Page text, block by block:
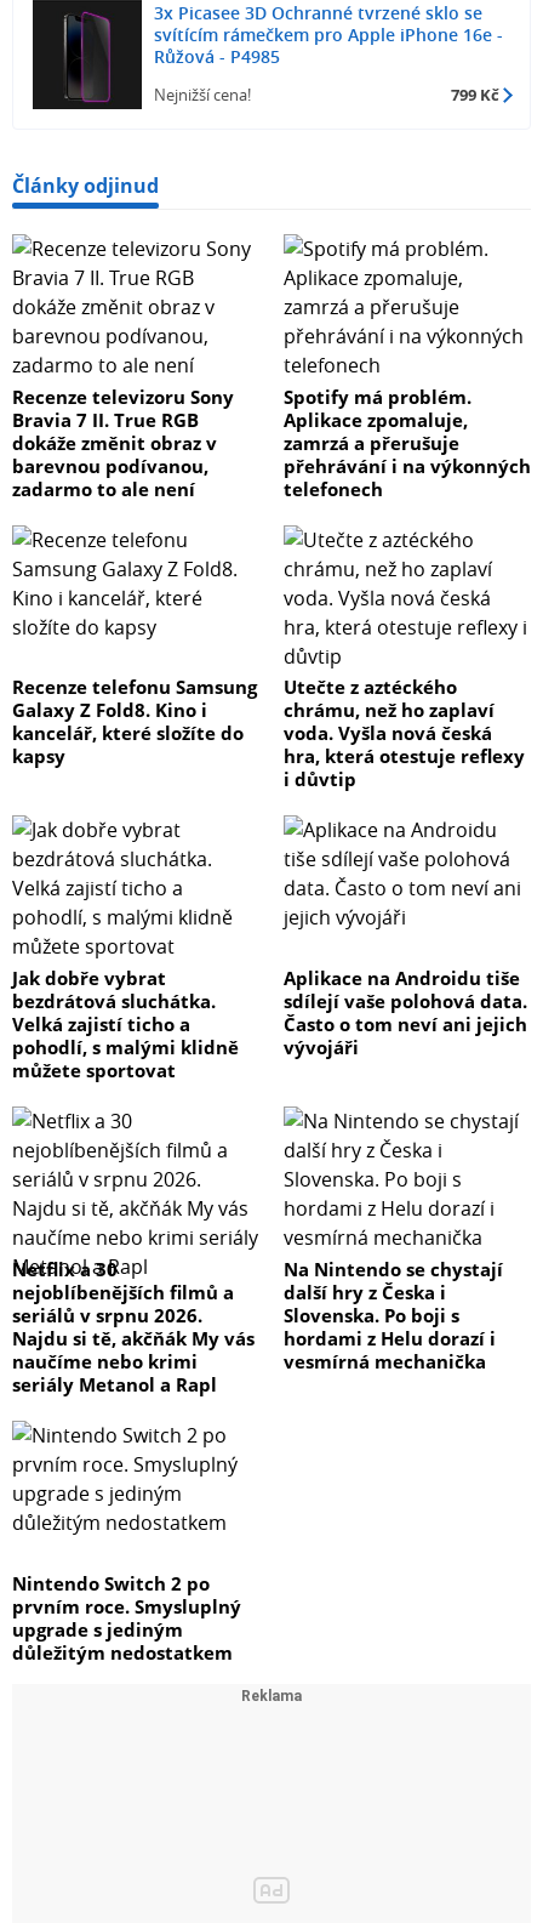
3x Picasee 3D Ochranné tvrzené sklo se
svítícím rámečkem pro Apple iPhone 16e -
Růžová - P4985
Nejnižší cena! 799 Kč
Články odjinud
Recenze televizoru Sony
Bravia 7 II. True RGB
dokáže změnit obraz v
barevnou podívanou,
zadarmo to ale není
Spotify má problém.
Aplikace zpomaluje,
zamrzá a přerušuje
přehrávání i na výkonných
telefonech
Recenze telefonu Samsung
Galaxy Z Fold8. Kino i
kancelář, které složíte do
kapsy
Utečte z aztéckého
chrámu, než ho zaplaví
voda. Vyšla nová česká
hra, která otestuje reflexy
i důvtip
Jak dobře vybrat
bezdrátová sluchátka.
Velká zajistí ticho a
pohodlí, s malými klidně
můžete sportovat
Aplikace na Androidu tiše
sdílejí vaše polohová data.
Často o tom neví ani jejich
vývojáři
Netflix a 30
nejoblíbenějších filmů a
seriálů v srpnu 2026.
Najdu si tě, akčňák My vás
naučíme nebo krimi
seriály Metanol a Rapl
Na Nintendo se chystají
další hry z Česka i
Slovenska. Po boji s
hordami z Helu dorazí i
vesmírná mechanička
Nintendo Switch 2 po
prvním roce. Smysluplný
upgrade s jediným
důležitým nedostatkem